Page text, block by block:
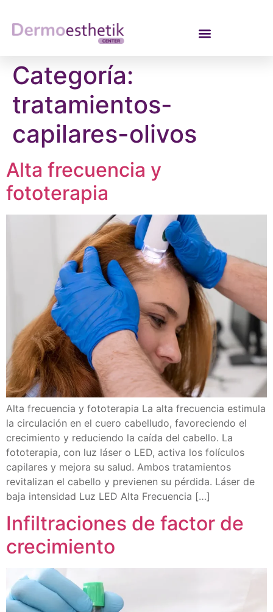
Categoría:
tratamientos-
capilares-olivos
Alta frecuencia y
fototerapia
Alta frecuencia y fototerapia La alta frecuencia estimula
la circulación en el cuero cabelludo, favoreciendo el
crecimiento y reduciendo la caída del cabello. La
fototerapia, con luz láser o LED, activa los folículos
capilares y mejora su salud. Ambos tratamientos
revitalizan el cabello y previenen su pérdida. Láser de
baja intensidad Luz LED Alta Frecuencia […]
Infiltraciones de factor de
crecimiento